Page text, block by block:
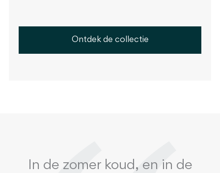
Ontdek de collectie
In de zomer koud, en in de